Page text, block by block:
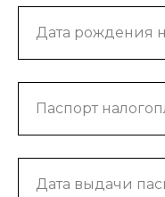
Дата рождения
Паспорт
Дата выдачи